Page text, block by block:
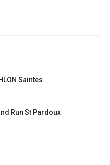
Saintes
Run St Pardoux